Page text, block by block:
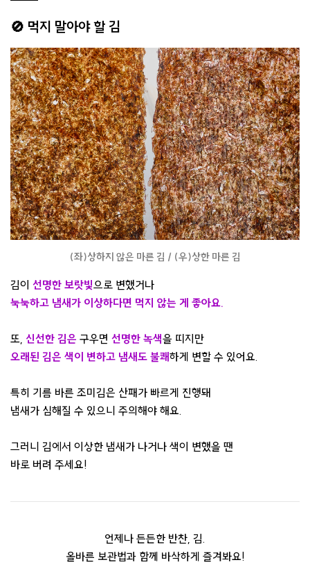
🚫 먹지 말아야 할 김
(좌)상하지 않은 마른 김 / (우)상한 마른 김
김이 선명한 보랏빛으로 변했거나
눅눅하고 냄새가 이상하다면 먹지 않는 게 좋아요.
또, 신선한 김은 구우면 선명한 녹색을 띠지만
오래된 김은 색이 변하고 냄새도 불쾌하게 변할 수 있어요.
특히 기름 바른 조미김은 산패가 빠르게 진행돼
냄새가 심해질 수 있으니 주의해야 해요.
그러니 김에서 이상한 냄새가 나거나 색이 변했을 땐
바로 버려 주세요!
언제나 든든한 반찬, 김.
올바른 보관법과 함께 바삭하게 즐겨봐요!